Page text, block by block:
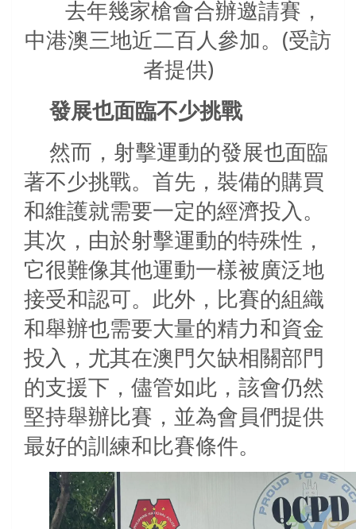
去年幾家槍會合辦邀請賽，
中港澳三地近二百人參加。(受訪
者提供)
發展也面臨不少挑戰
然而，射擊運動的發展也面臨
著不少挑戰。首先，裝備的購買
和維護就需要一定的經濟投入。
其次，由於射擊運動的特殊性，
它很難像其他運動一樣被廣泛地
接受和認可。此外，比賽的組織
和舉辦也需要大量的精力和資金
投入，尤其在澳門欠缺相關部門
的支援下，儘管如此，該會仍然
堅持舉辦比賽，並為會員們提供
最好的訓練和比賽條件。